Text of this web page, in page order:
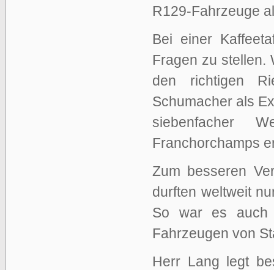
R129-Fahrzeuge
Bei einer
Fragen zu stellen.
den richtigen
Schumacher als
siebenfacher
Franchorchamps
Zum besseren
durften weltweit
So war es auch
Fahrzeugen von
Herr Lang legt